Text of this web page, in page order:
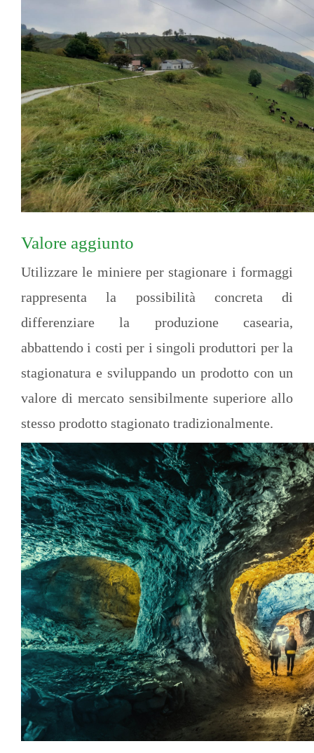
Valore aggiunto
Utilizzare le miniere per stagionare i formaggi
rappresenta la possibilità concreta di
differenziare la produzione casearia,
abbattendo i costi per i singoli produttori per la
stagionatura e sviluppando un prodotto con un
valore di mercato sensibilmente superiore allo
stesso prodotto stagionato tradizionalmente.